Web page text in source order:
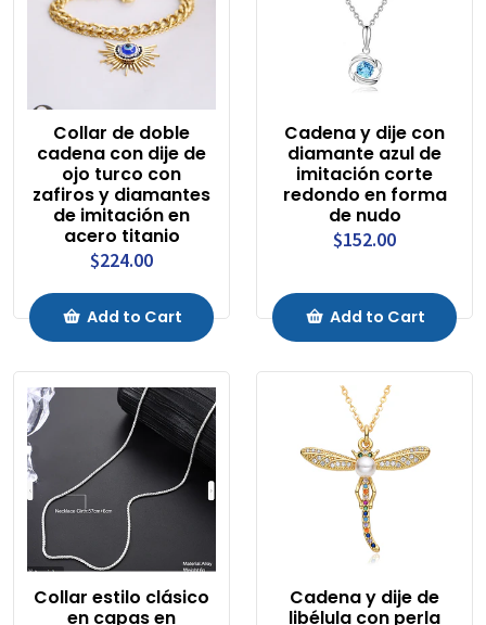
Collar de doble
cadena con dije de
ojo turco con
zafiros y diamantes
de imitación en
acero titanio
$224.00
Add to Cart
Cadena y dije con
diamante azul de
imitación corte
redondo en forma
de nudo
$152.00
Add to Cart
Collar estilo clásico
en capas en
Cadena y dije de
libélula con perla